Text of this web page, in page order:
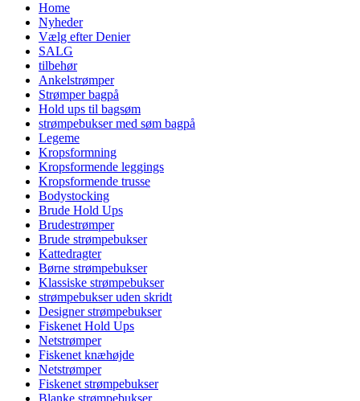
Home
Nyheder
Vælg efter Denier
SALG
tilbehør
Ankelstrømper
Strømper bagpå
Hold ups til bagsøm
strømpebukser med søm bagpå
Legeme
Kropsformning
Kropsformende leggings
Kropsformende trusse
Bodystocking
Brude Hold Ups
Brudestrømper
Brude strømpebukser
Kattedragter
Børne strømpebukser
Klassiske strømpebukser
strømpebukser uden skridt
Designer strømpebukser
Fiskenet Hold Ups
Netstrømper
Fiskenet knæhøjde
Netstrømper
Fiskenet strømpebukser
Blanke strømpebukser